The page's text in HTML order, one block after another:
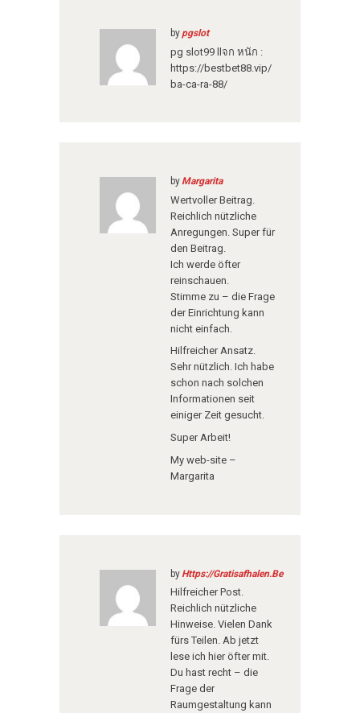
bypgslot
pg slot99 llจก หนัก :
https://bestbet88.vip/
ba-ca-ra-88/
by Margarita
Wertvoller Beitrag.
Reichlich nützliche
Anregungen. Super für
den Beitrag.
Ich werde öfter
reinschauen.
Stimme zu – die Frage
der Einrichtung kann
nicht einfach.
Hilfreicher Ansatz.
Sehr nützlich. Ich habe
schon nach solchen
Informationen seit
einiger Zeit gesucht.
Super Arbeit!
My web-site –
Margarita
by Https://Gratisafhalen.Be
Hilfreicher Post.
Reichlich nützliche
Hinweise. Vielen Dank
fürs Teilen. Ab jetzt
lese ich hier öfter mit.
Du hast recht – die
Frage der
Raumgestaltung kann